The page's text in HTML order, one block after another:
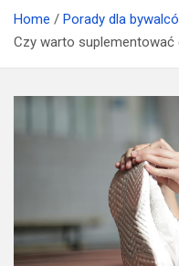
Home
Porady dla
Czy warto suplementować